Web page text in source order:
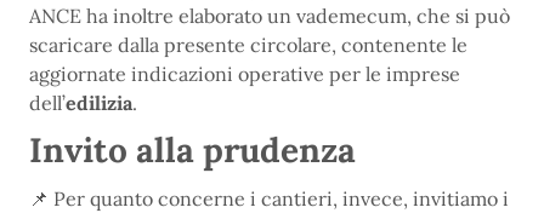
ANCE ha inoltre elaborato un vademecum, che si può
scaricare dalla presente circolare, contenente le
aggiornate indicazioni operative per le imprese
dell’edilizia.
Invito alla prudenza
📌 Per quanto concerne i cantieri, invece, invitiamo i